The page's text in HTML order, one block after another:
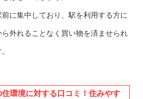
に集中しており、駅を利用する方に
外れることなく買い物を済ませられ
環境に対する口コミ！住みやす